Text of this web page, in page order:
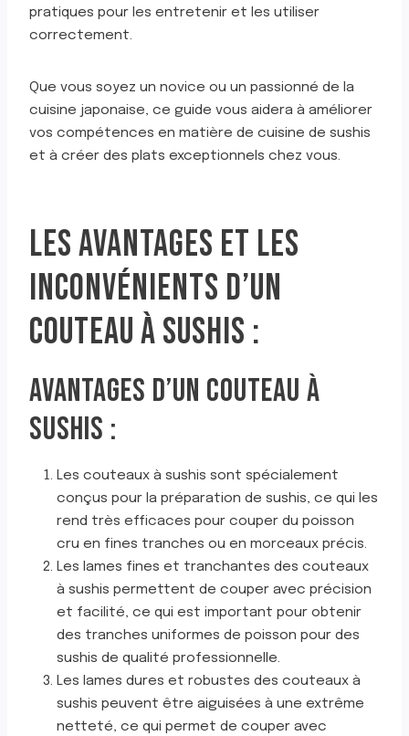
pratiques pour les entretenir et les utiliser
correctement.
Que vous soyez un novice ou un passionné de la
cuisine japonaise, ce guide vous aidera à améliorer
vos compétences en matière de cuisine de sushis
et à créer des plats exceptionnels chez vous.
LES AVANTAGES ET LES
INCONVÉNIENTS D’UN
COUTEAU À SUSHIS :
AVANTAGES D’UN COUTEAU À
SUSHIS :
Les couteaux à sushis sont spécialement
conçus pour la préparation de sushis, ce qui les
rend très efficaces pour couper du poisson
cru en fines tranches ou en morceaux précis.
Les lames fines et tranchantes des couteaux
à sushis permettent de couper avec précision
et facilité, ce qui est important pour obtenir
des tranches uniformes de poisson pour des
sushis de qualité professionnelle.
Les lames dures et robustes des couteaux à
sushis peuvent être aiguisées à une extrême
netteté, ce qui permet de couper avec